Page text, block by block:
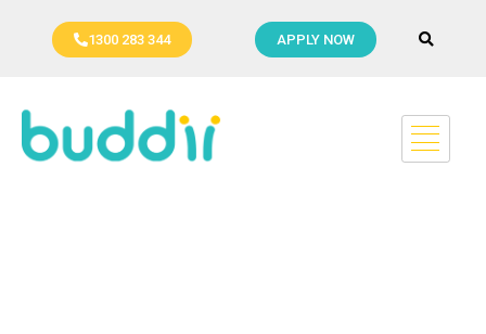
1300 283 344 APPLY NOW